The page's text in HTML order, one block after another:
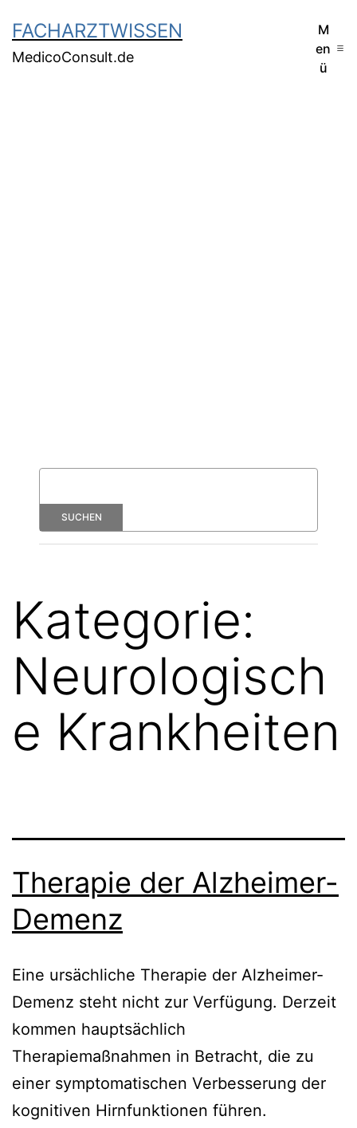
FACHARZTWISSEN
MedicoConsult.de
M
en
ü
Kategorie:
Neurologisch
e Krankheiten
Therapie der Alzheimer-
Demenz
Eine ursächliche Therapie der Alzheimer-
Demenz steht nicht zur Verfügung. Derzeit
kommen hauptsächlich
Therapiemaßnahmen in Betracht, die zu
einer symptomatischen Verbesserung der
kognitiven Hirnfunktionen führen.